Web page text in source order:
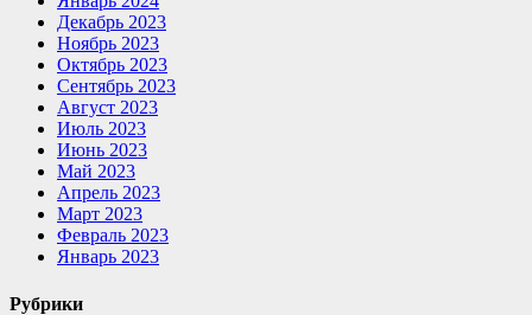
Декабрь 2023
Ноябрь 2023
Октябрь 2023
Сентябрь 2023
Август 2023
Июль 2023
Июнь 2023
Май 2023
Апрель 2023
Март 2023
Февраль 2023
Январь 2023
Рубрики